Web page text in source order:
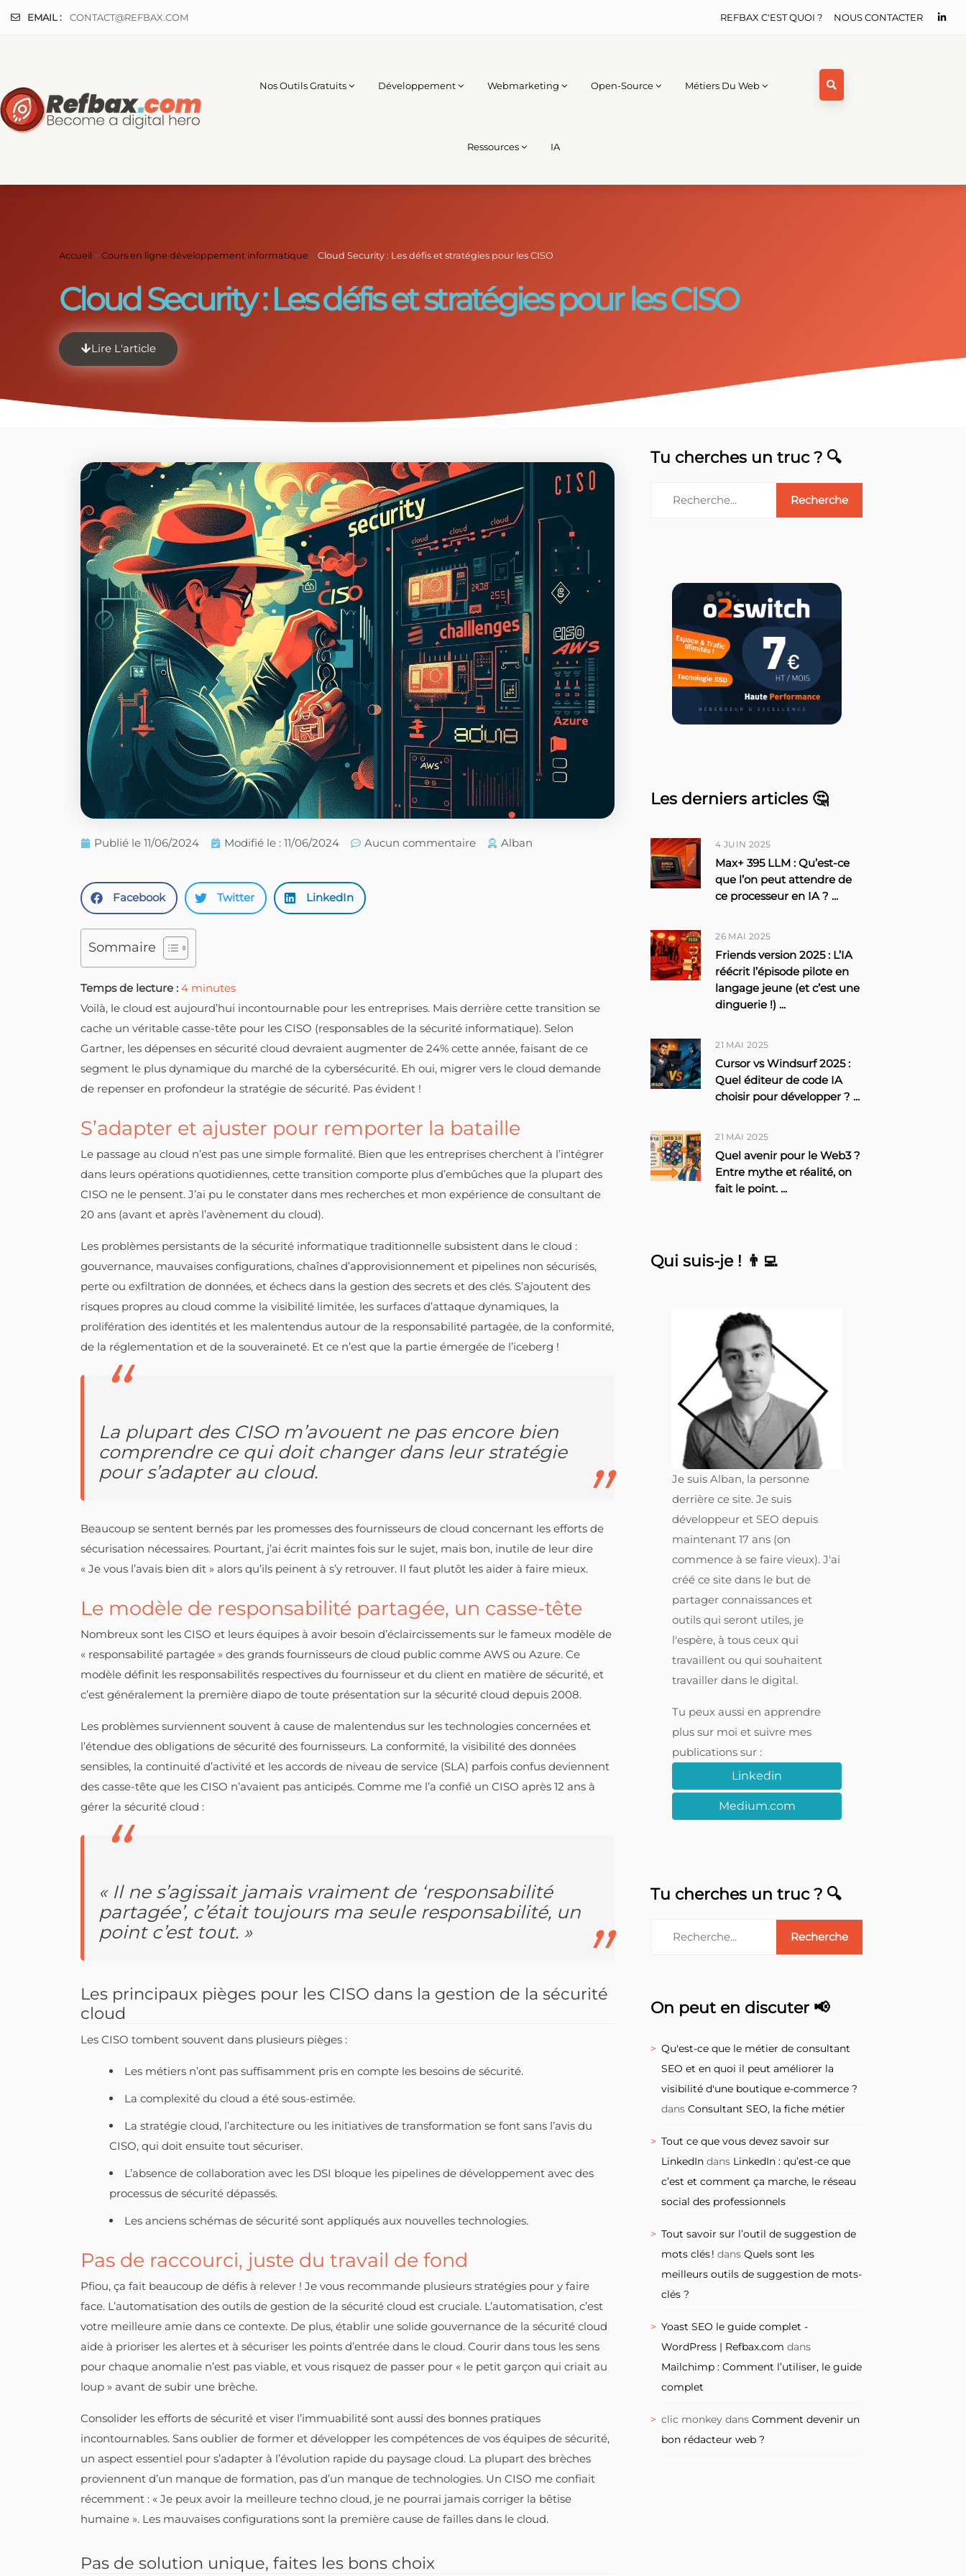
EMAIL : CONTACT@REFBAX.COM NOUS CONTACTER
REFBAX C'EST QUOI ?
Nos Outils Gratuits Développement Webmarketing Open-Source Métiers Du Web
Ressources IA
Accueil > Cours en ligne développement informatique > Cloud Security : Les défis et stratégies pour les CISO
Cloud Security : Les défis et stratégies pour les CISO
Lire L'article
Publié le 11/06/2024 Modifié le : 11/06/2024 Aucun commentaire Alban
Facebook Twitter LinkedIn
Sommaire
Temps de lecture : 4 minutes
Voilà, le cloud est aujourd’hui incontournable pour les entreprises. Mais derrière cette transition se
cache un véritable casse-tête pour les CISO (responsables de la sécurité informatique). Selon
Gartner, les dépenses en sécurité cloud devraient augmenter de 24% cette année, faisant de ce
segment le plus dynamique du marché de la cybersécurité. Eh oui, migrer vers le cloud demande
de repenser en profondeur la stratégie de sécurité. Pas évident !
S’adapter et ajuster pour remporter la bataille
Le passage au cloud n’est pas une simple formalité. Bien que les entreprises cherchent à l’intégrer
dans leurs opérations quotidiennes, cette transition comporte plus d’embûches que la plupart des
CISO ne le pensent. J’ai pu le constater dans mes recherches et mon expérience de consultant de
20 ans (avant et après l’avènement du cloud).
Les problèmes persistants de la sécurité informatique traditionnelle subsistent dans le cloud :
gouvernance, mauvaises configurations, chaînes d’approvisionnement et pipelines non sécurisés,
perte ou exfiltration de données, et échecs dans la gestion des secrets et des clés. S’ajoutent des
risques propres au cloud comme la visibilité limitée, les surfaces d’attaque dynamiques, la
prolifération des identités et les malentendus autour de la responsabilité partagée, de la conformité,
de la réglementation et de la souveraineté. Et ce n’est que la partie émergée de l’iceberg !
La plupart des CISO m’avouent ne pas encore bien
comprendre ce qui doit changer dans leur stratégie
pour s’adapter au cloud.
Beaucoup se sentent bernés par les promesses des fournisseurs de cloud concernant les efforts de
sécurisation nécessaires. Pourtant, j’ai écrit maintes fois sur le sujet, mais bon, inutile de leur dire
« Je vous l’avais bien dit » alors qu’ils peinent à s’y retrouver. Il faut plutôt les aider à faire mieux.
Le modèle de responsabilité partagée, un casse-tête
Nombreux sont les CISO et leurs équipes à avoir besoin d’éclaircissements sur le fameux modèle de
« responsabilité partagée » des grands fournisseurs de cloud public comme AWS ou Azure. Ce
modèle définit les responsabilités respectives du fournisseur et du client en matière de sécurité, et
c’est généralement la première diapo de toute présentation sur la sécurité cloud depuis 2008.
Les problèmes surviennent souvent à cause de malentendus sur les technologies concernées et
l’étendue des obligations de sécurité des fournisseurs. La conformité, la visibilité des données
sensibles, la continuité d’activité et les accords de niveau de service (SLA) parfois confus deviennent
des casse-tête que les CISO n’avaient pas anticipés. Comme me l’a confié un CISO après 12 ans à
gérer la sécurité cloud :
« Il ne s’agissait jamais vraiment de ‘responsabilité
partagée’, c’était toujours ma seule responsabilité, un
point c’est tout. »
Les principaux pièges pour les CISO dans la gestion de la sécurité
cloud
Les CISO tombent souvent dans plusieurs pièges :
Les métiers n’ont pas suffisamment pris en compte les besoins de sécurité.
La complexité du cloud a été sous-estimée.
La stratégie cloud, l’architecture ou les initiatives de transformation se font sans l’avis du
CISO, qui doit ensuite tout sécuriser.
L’absence de collaboration avec les DSI bloque les pipelines de développement avec des
processus de sécurité dépassés.
Les anciens schémas de sécurité sont appliqués aux nouvelles technologies.
Pas de raccourci, juste du travail de fond
Pfiou, ça fait beaucoup de défis à relever ! Je vous recommande plusieurs stratégies pour y faire
face. L’automatisation des outils de gestion de la sécurité cloud est cruciale. L’automatisation, c’est
votre meilleure amie dans ce contexte. De plus, établir une solide gouvernance de la sécurité cloud
aide à prioriser les alertes et à sécuriser les points d’entrée dans le cloud. Courir dans tous les sens
pour chaque anomalie n’est pas viable, et vous risquez de passer pour « le petit garçon qui criait au
loup » avant de subir une brèche.
Consolider les efforts de sécurité et viser l’immuabilité sont aussi des bonnes pratiques
incontournables. Sans oublier de former et développer les compétences de vos équipes de sécurité,
un aspect essentiel pour s’adapter à l’évolution rapide du paysage cloud. La plupart des brèches
proviennent d’un manque de formation, pas d’un manque de technologies. Un CISO me confiait
récemment : « Je peux avoir la meilleure techno cloud, je ne pourrai jamais corriger la bêtise
humaine ». Les mauvaises configurations sont la première cause de failles dans le cloud.
Pas de solution unique, faites les bons choix
Tu cherches un truc ? 🔍
Les derniers articles 🤔
4 JUIN 2025
Max+ 395 LLM : Qu’est-ce
que l’on peut attendre de
ce processeur en IA ? ...
26 MAI 2025
Friends version 2025 : L’IA
réécrit l’épisode pilote en
langage jeune (et c’est une
dinguerie !) ...
21 MAI 2025
Cursor vs Windsurf 2025 :
Quel éditeur de code IA
choisir pour développer ? ...
21 MAI 2025
Quel avenir pour le Web3 ?
Entre mythe et réalité, on
fait le point. ...
Qui suis-je ! 👨‍💻
Je suis Alban, la personne
derrière ce site. Je suis
développeur et SEO depuis
maintenant 17 ans (on
commence à se faire vieux). J'ai
créé ce site dans le but de
partager connaissances et
outils qui seront utiles, je
l'espère, à tous ceux qui
travaillent ou qui souhaitent
travailler dans le digital.
Tu peux aussi en apprendre
plus sur moi et suivre mes
publications sur :
Linkedin
Medium.com
Tu cherches un truc ? 🔍
On peut en discuter 📢
Qu'est-ce que le métier de consultant
SEO et en quoi il peut améliorer la
visibilité d'une boutique e-commerce ?
dansConsultant SEO, la fiche métier
Tout ce que vous devez savoir sur
LinkedIn dans LinkedIn : qu’est-ce que
c’est et comment ça marche, le réseau
social des professionnels
Tout savoir sur l’outil de suggestion de
mots clés ! dansQuels sont les
meilleurs outils de suggestion de mots-
clés ?
Yoast SEO le guide complet -
WordPress | Refbax.com dans
Mailchimp : Comment l’utiliser, le guide
complet
clic monkey dansComment devenir un
bon rédacteur web ?